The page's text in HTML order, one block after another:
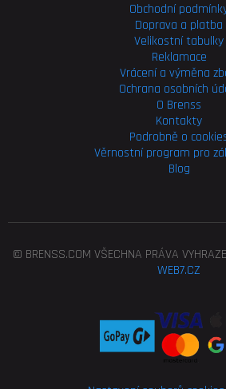
Obchodní
Doprava a platba
Velikostní tabulky
Reklamace
Vrácení a výměna
Ochrana osobních
O Brenss
Kontakty
Podrobně o
Věrnostní program pro
Blog
© BRENSS.COM VŠECHNA PRÁVA
WEB7.CZ